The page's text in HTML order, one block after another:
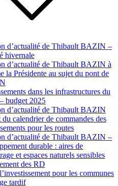
d’actualité de Thibault BAZIN –
hivernale
d’actualité de Thibault BAZIN à
la Présidente au sujet du pont de
dans les infrastructures du
budget 2025
d’actualité de Thibault BAZIN
du calendrier de commandes des
pour les routes
d’actualité de Thibault BAZIN –
durable : aires de
et espaces naturels sensibles
des RD
pour les communes
tardif